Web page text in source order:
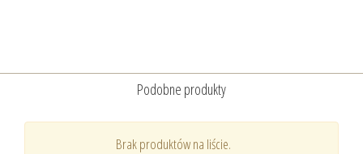
Podobne produkty
Brak produktów na liście.